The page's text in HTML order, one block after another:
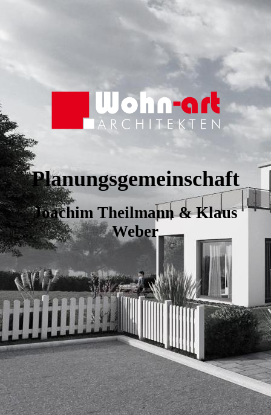
Planungsgemeinschaft
Joachim Theilmann & Klaus
Weber